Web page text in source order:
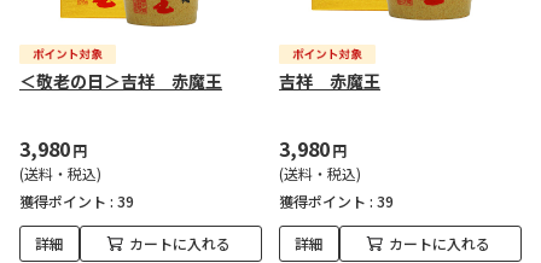
＜敬老の日＞吉祥 赤魔王
3,980円
(送料・税込)
獲得ポイント : 39
詳細 カートに入れる
吉祥 赤魔王
3,980円
(送料・税込)
獲得ポイント : 39
詳細 カートに入れる